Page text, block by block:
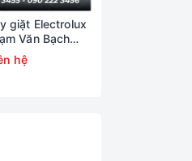
giặt Electrolux
Văn Bạch
hệ